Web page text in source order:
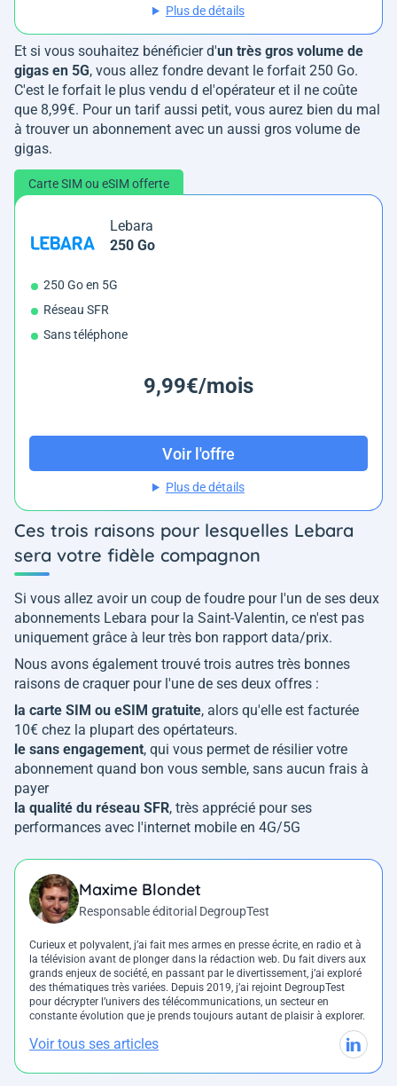
Plus de détails
Et si vous souhaitez bénéficier d'un très gros volume de
gigas en 5G, vous allez fondre devant le forfait 250 Go.
C'est le forfait le plus vendu d el'opérateur et il ne coûte
que 8,99€. Pour un tarif aussi petit, vous aurez bien du mal
à trouver un abonnement avec un aussi gros volume de
gigas.
Carte SIM ou eSIM offerte
Lebara
250 Go
250 Go en 5G
Réseau SFR
Sans téléphone
9,99€/mois
Voir l'offre
Plus de détails
Ces trois raisons pour lesquelles Lebara
sera votre fidèle compagnon
Si vous allez avoir un coup de foudre pour l'un de ses deux
abonnements Lebara pour la Saint-Valentin, ce n'est pas
uniquement grâce à leur très bon rapport data/prix.
Nous avons également trouvé trois autres très bonnes
raisons de craquer pour l'une de ses deux offres :
la carte SIM ou eSIM gratuite, alors qu'elle est facturée
10€ chez la plupart des opértateurs.
le sans engagement, qui vous permet de résilier votre
abonnement quand bon vous semble, sans aucun frais à
payer
la qualité du réseau SFR, très apprécié pour ses
performances avec l'internet mobile en 4G/5G
Maxime Blondet
Responsable éditorial DegroupTest
Curieux et polyvalent, j’ai fait mes armes en presse écrite, en radio et à
la télévision avant de plonger dans la rédaction web. Du fait divers aux
grands enjeux de société, en passant par le divertissement, j’ai exploré
des thématiques très variées. Depuis 2019, j’ai rejoint DegroupTest
pour décrypter l’univers des télécommunications, un secteur en
constante évolution que je prends toujours autant de plaisir à explorer.
Voir tous ses articles